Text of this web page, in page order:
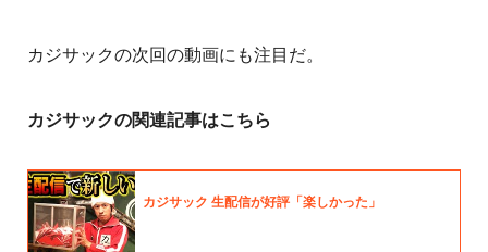
カジサックの次回の動画にも注目だ。
カジサックの関連記事はこちら